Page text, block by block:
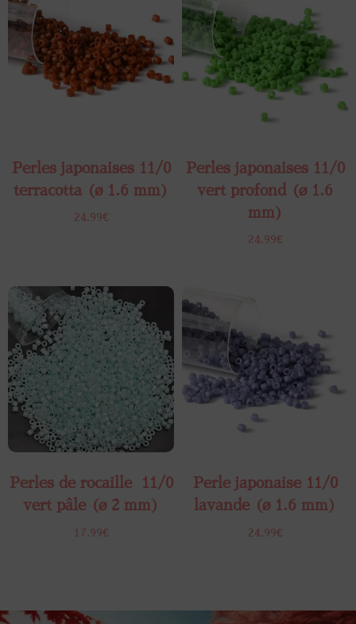
Perles japonaises 11/0
terracotta (ø 1.6 mm)
24.99€
Perles japonaises 11/0
vert profond (ø 1.6
mm)
24.99€
Perles de rocaille ​ 11/0
vert pâle (ø 2 mm)
17.99€
Perle japonaise 11/0
lavande (ø 1.6 mm)
24.99€